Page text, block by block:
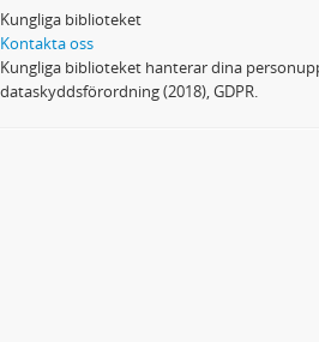
Kungliga biblioteket
Kontakta oss
Kungliga biblioteket hanterar dina
dataskyddsförordning (2018), GDPR.